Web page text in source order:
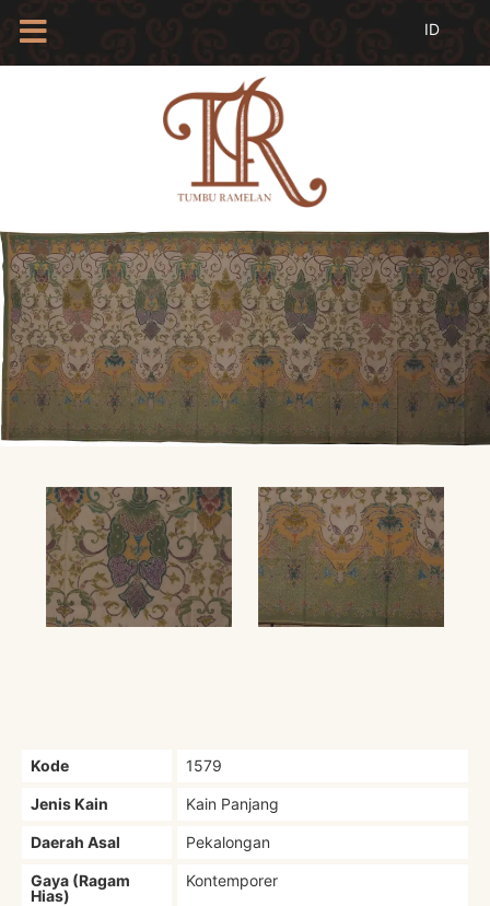
PROFIL
INSAN
BATIK
KAMUS
BATIK
KATALOG
BATIK
TANYA
LINKS
Kode 1579
Jenis Kain Kain Panjang
Daerah Asal Pekalongan
Gaya (Ragam
Hias)
Kontemporer